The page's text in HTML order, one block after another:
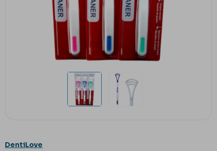
DentiLove